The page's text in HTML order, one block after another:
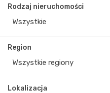
Rodzaj nieruchomości
Wszystkie
Region
Wszystkie regiony
Lokalizacja